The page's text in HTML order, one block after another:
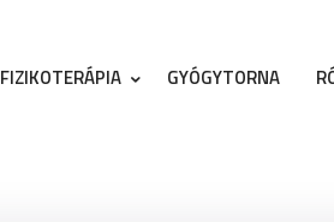
FIZIKOTERÁPIA GYÓGYTORNA